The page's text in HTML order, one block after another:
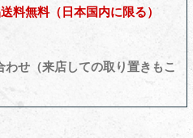
料無料（日本国内に限る）
せ（来店しての取り置きもこ